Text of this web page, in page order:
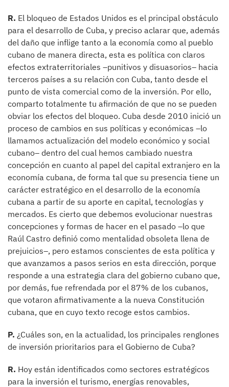
R. El bloqueo de Estados Unidos es el principal obstáculo
para el desarrollo de Cuba, y preciso aclarar que, además
del daño que inflige tanto a la economía como al pueblo
cubano de manera directa, esta es política con claros
efectos extraterritoriales –punitivos y disuasorios– hacia
terceros países a su relación con Cuba, tanto desde el
punto de vista comercial como de la inversión. Por ello,
comparto totalmente tu afirmación de que no se pueden
obviar los efectos del bloqueo. Cuba desde 2010 inició un
proceso de cambios en sus políticas y económicas –lo
llamamos actualización del modelo económico y social
cubano– dentro del cual hemos cambiado nuestra
concepción en cuanto al papel del capital extranjero en la
economía cubana, de forma tal que su presencia tiene un
carácter estratégico en el desarrollo de la economía
cubana a partir de su aporte en capital, tecnologías y
mercados. Es cierto que debemos evolucionar nuestras
concepciones y formas de hacer en el pasado –lo que
Raúl Castro definió como mentalidad obsoleta llena de
prejuicios–, pero estamos conscientes de esta política y
que avanzamos a pasos serios en esta dirección, porque
responde a una estrategia clara del gobierno cubano que,
por demás, fue refrendada por el 87% de los cubanos,
que votaron afirmativamente a la nueva Constitución
cubana, que en cuyo texto recoge estos cambios.
P. ¿Cuáles son, en la actualidad, los principales renglones
de inversión prioritarios para el Gobierno de Cuba?
R. Hoy están identificados como sectores estratégicos
para la inversión el turismo, energías renovables,